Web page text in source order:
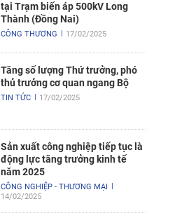
tại Trạm biến áp 500kV Long
Thành (Đồng Nai)
CÔNG THƯƠNG 17/02/2025
Tăng số lượng Thứ trưởng, phó
thủ trưởng cơ quan ngang Bộ
TIN TỨC 17/02/2025
Sản xuất công nghiệp tiếp tục là
động lực tăng trưởng kinh tế
năm 2025
CÔNG NGHIỆP - THƯƠNG MẠI
14/02/2025